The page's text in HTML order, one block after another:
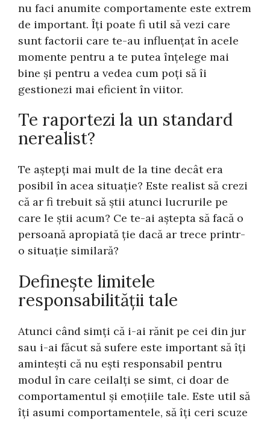
nu faci anumite comportamente este extrem
de important. Îți poate fi util să vezi care
sunt factorii care te-au influențat în acele
momente pentru a te putea înțelege mai
bine și pentru a vedea cum poți să îi
gestionezi mai eficient în viitor.
Te raportezi la un standard
nerealist?
Te aștepți mai mult de la tine decât era
posibil în acea situație? Este realist să crezi
că ar fi trebuit să știi atunci lucrurile pe
care le știi acum? Ce te-ai aștepta să facă o
persoană apropiată ție dacă ar trece printr-
o situație similară?
Definește limitele
responsabilității tale
Atunci când simți că i-ai rănit pe cei din jur
sau i-ai făcut să sufere este important să îți
amintești că nu ești responsabil pentru
modul în care ceilalți se simt, ci doar de
comportamentul și emoțiile tale. Este util să
îți asumi comportamentele, să îți ceri scuze